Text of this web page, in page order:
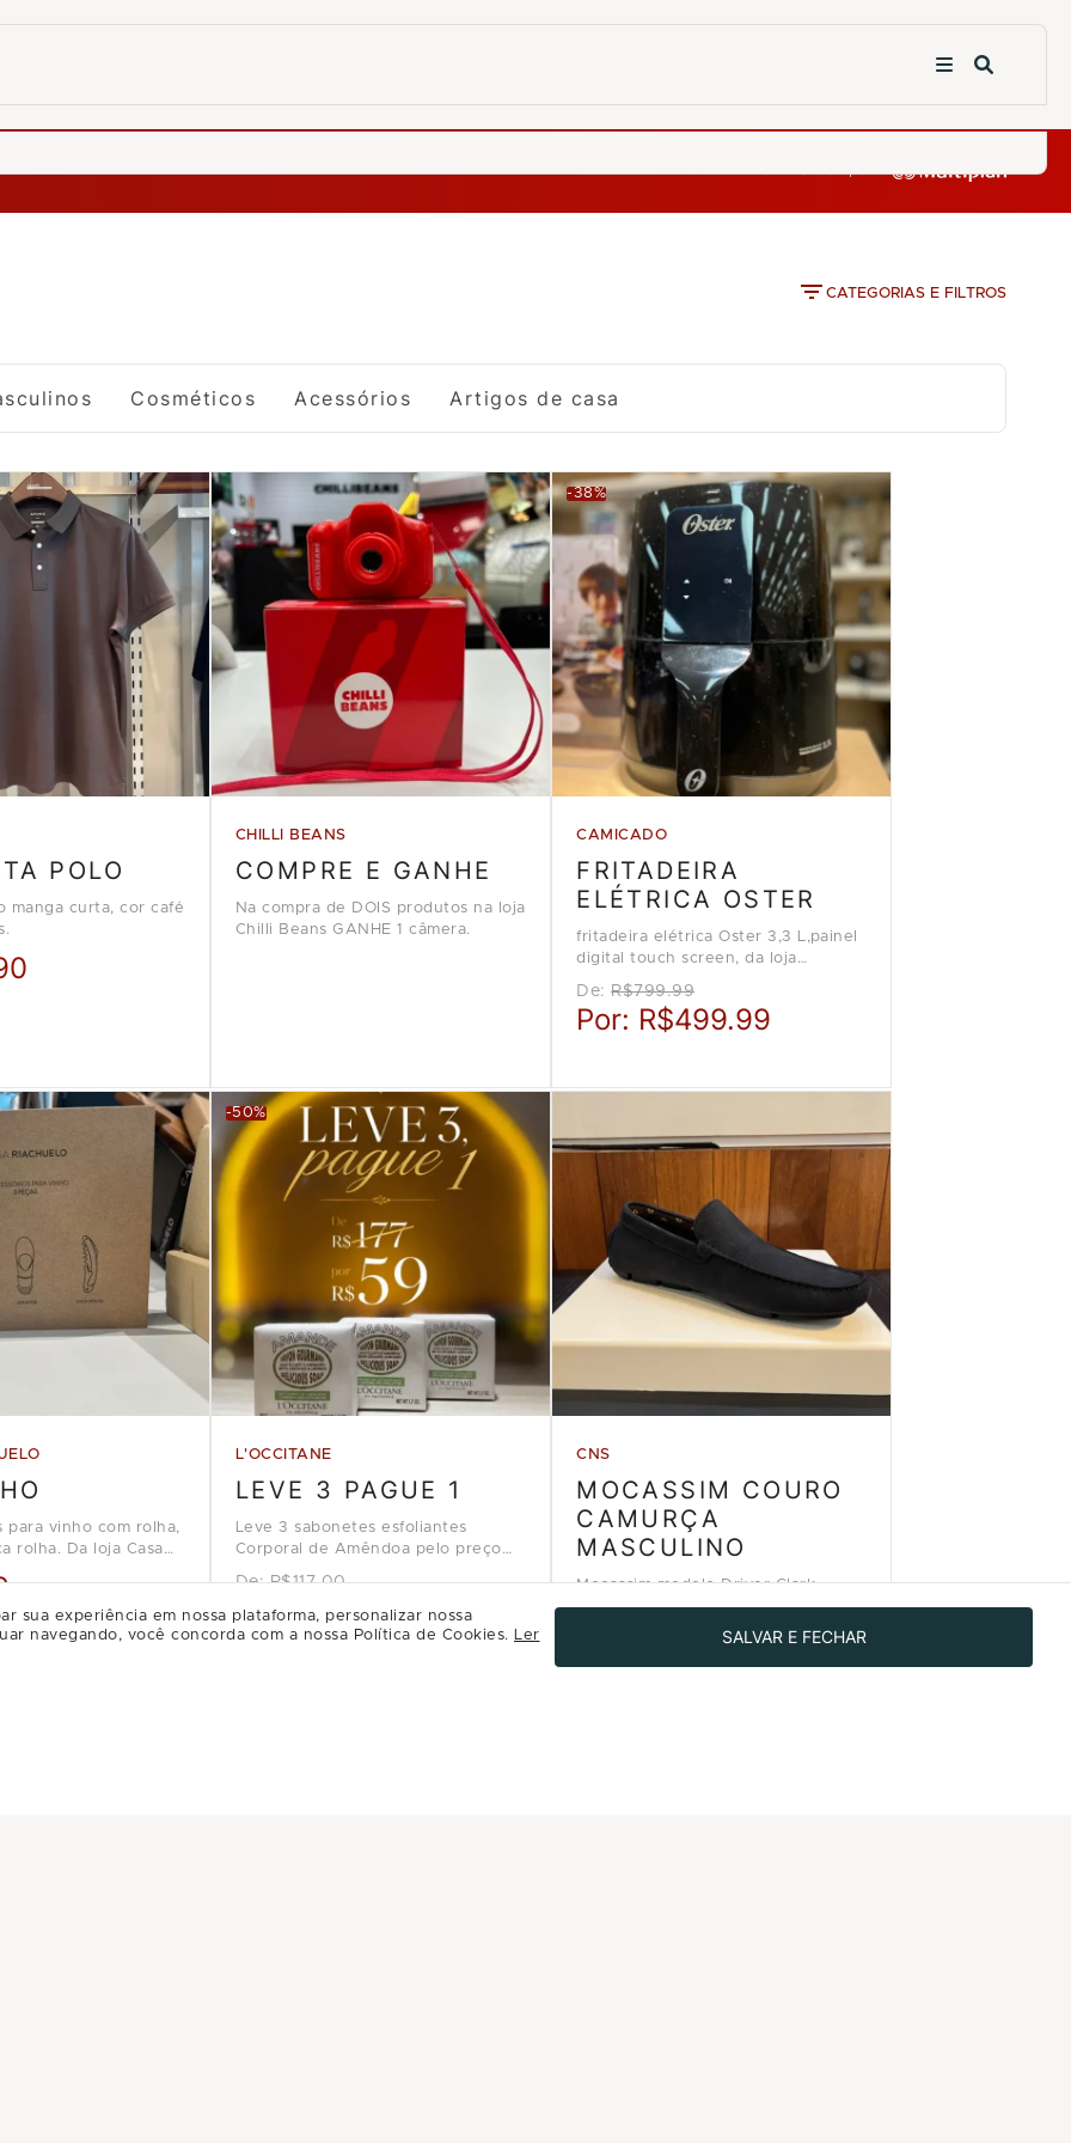
CATEGORIAS E FILTROS
Cosméticos Acessórios Artigos de casa
POLO
manga curta, cor café
CHILLI BEANS
COMPRE E GANHE
Na compra de DOIS produtos na loja
Chilli Beans GANHE 1 câmera.
-38%
CAMICADO
FRITADEIRA
ELÉTRICA OSTER
fritadeira elétrica Oster 3,3 L,painel
digital touch screen, da loja
Camicado
De:R$799.99
Por: R$499.99
para vinho com rolha,
rolha. Da loja Casa
-50%
L'OCCITANE
LEVE 3 PAGUE 1
Leve 3 sabonetes esfoliantes
Corporal de Amêndoa pelo preço
de 1, na loja L'Occitane en
De:R$117.00
Por:R$59.00
CNS
MOCASSIM COURO
CAMURÇA
MASCULINO
Mocassim modelo Driver Clark,
couro camurça azul marinho da loja
sua experiência em nossa plataforma, personalizar nossa
navegando, você concorda com a nossa Política de Cookies. Ler
SALVAR E FECHAR